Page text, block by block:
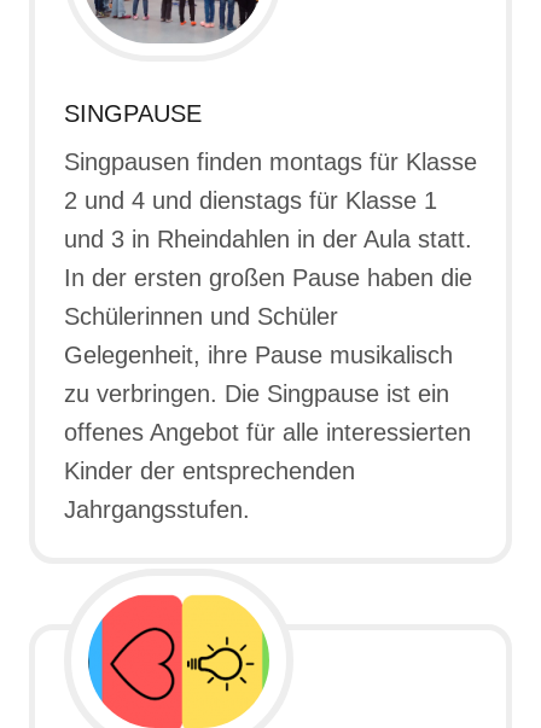
SINGPAUSE
Singpausen finden montags für Klasse
2 und 4 und dienstags für Klasse 1
und 3 in Rheindahlen in der Aula statt.
In der ersten großen Pause haben die
Schülerinnen und Schüler
Gelegenheit, ihre Pause musikalisch
zu verbringen. Die Singpause ist ein
offenes Angebot für alle interessierten
Kinder der entsprechenden
Jahrgangsstufen.